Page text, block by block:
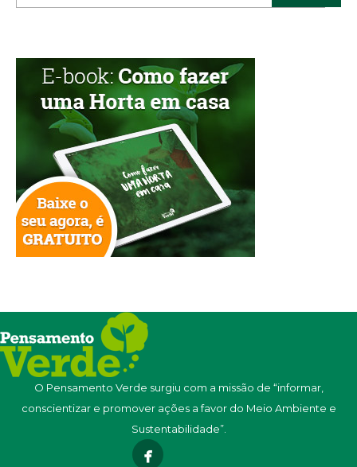
O Pensamento Verde surgiu com a missão de “informar,
conscientizar e promover ações a favor do Meio Ambiente e
Sustentabilidade”.